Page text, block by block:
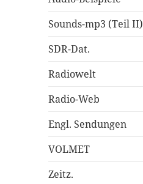
Sounds-mp3 (Teil II)
SDR-Dat.
Radiowelt
Radio-Web
Engl. Sendungen
VOLMET
Zeitz.